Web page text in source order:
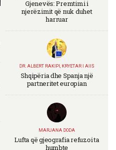
Gjenevës: Premtimi i
njerëzimit që nuk duhet
harruar
DR. ALBERT RAKIPI, KRYETAR I AIIS
Shqipëria dhe Spanja një
partneritet europian
MARJANA DODA
Lufta që gjeografia refuzoi ta
humbte